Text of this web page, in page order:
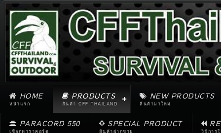
HOME
หน้าแรก
PRODUCTS
สินค้า CFF THAILAND
NEW PRODUCTS
สินค้ามาใหม่
PARACORD 550
เชือกพาราคอร์ด
SPECIAL PRODUCT
สินค้าฝากขาย วิธีการ